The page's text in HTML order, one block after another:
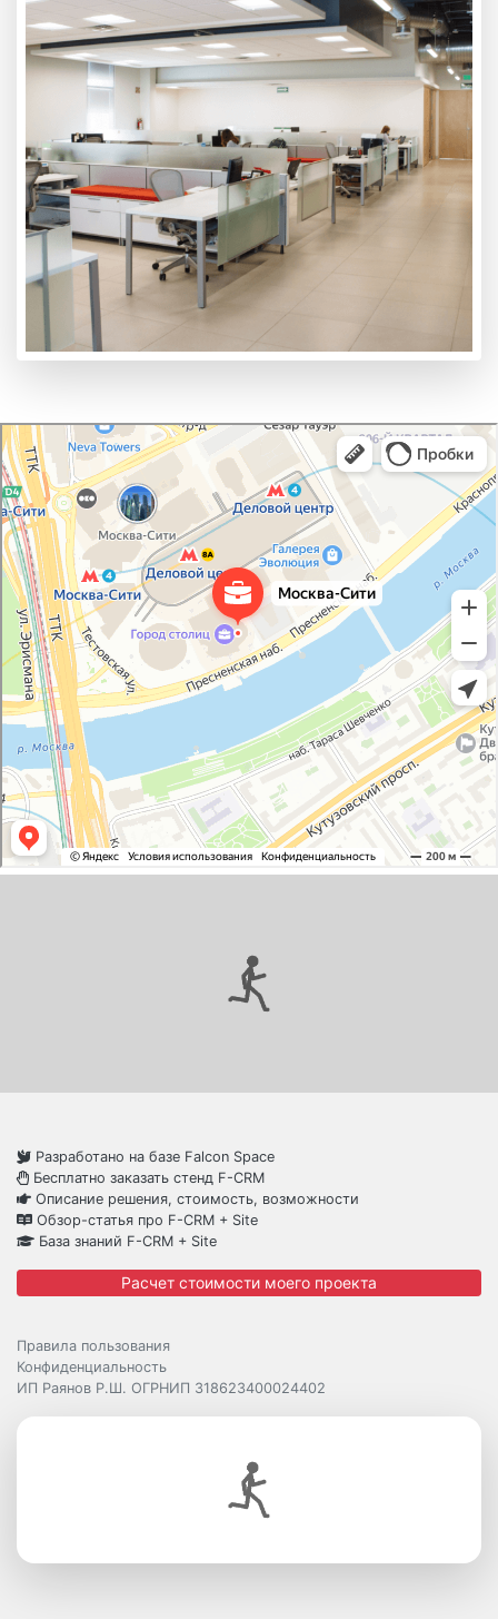
Москва-Сити
Продажа и аренда коммерческой недвижимости в Москве
Квартиры в новостройках в Москве
Разработано на базе Falcon Space
Бесплатно заказать стенд F-CRM
Описание решения, стоимость, возможности
Обзор-статья про F-CRM + Site
База знаний F-CRM + Site
Расчет стоимости моего проекта
Правила пользования
Конфиденциальность
ИП Раянов Р.Ш. ОГРНИП 318623400024402